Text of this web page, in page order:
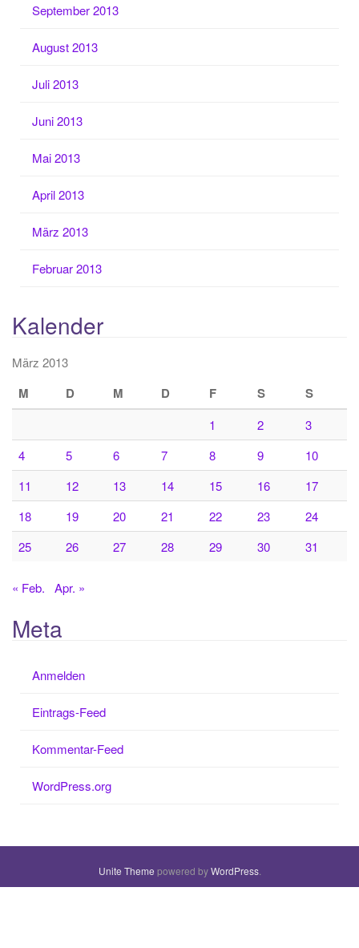
September 2013
August 2013
Juli 2013
Juni 2013
Mai 2013
April 2013
März 2013
Februar 2013
Kalender
März 2013
M D M D F S S
1 2
3
4
5 6 7 8 9
10
11
12 13 14 15 16
17
18
19 20 21 22 23
24
25
26 27 28 29 30 31
« Feb. Apr. »
Meta
Anmelden
Eintrags-Feed
Kommentar-Feed
WordPress.org
Unite Theme powered byWordPress.